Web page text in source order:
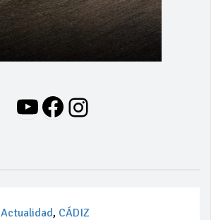
YouTube
Facebook
Instagram
Actualidad, CÁDIZ